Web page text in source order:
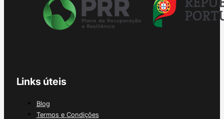
Links úteis
Blog
Termos e Condições